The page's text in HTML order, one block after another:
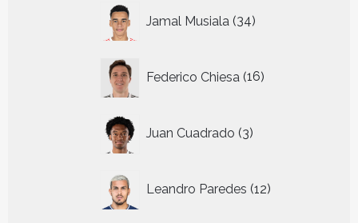
Jamal Musiala 34
producten
Federico Chiesa 16
producten
Juan Cuadrado 3
producten
Leandro Paredes 12
producten